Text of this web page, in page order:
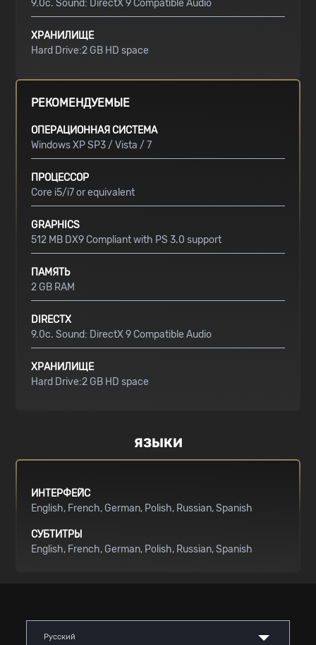
9.0c. Sound: DirectX 9 Compatible Audio
ХРАНИЛИЩЕ
Hard Drive:2 GB HD space
РЕКОМЕНДУЕМЫЕ
ОПЕРАЦИОННАЯ СИСТЕМА
Windows XP SP3 / Vista / 7
ПРОЦЕССОР
Core i5/i7 or equivalent
GRAPHICS
512 MB DX9 Compliant with PS 3.0 support
ПАМЯТЬ
2 GB RAM
DIRECTX
9.0c. Sound: DirectX 9 Compatible Audio
ХРАНИЛИЩЕ
Hard Drive:2 GB HD space
ЯЗЫКИ
ИНТЕРФЕЙС
English French German Polish Russian Spanish
СУБТИТРЫ
English French German Polish Russian Spanish
Русский